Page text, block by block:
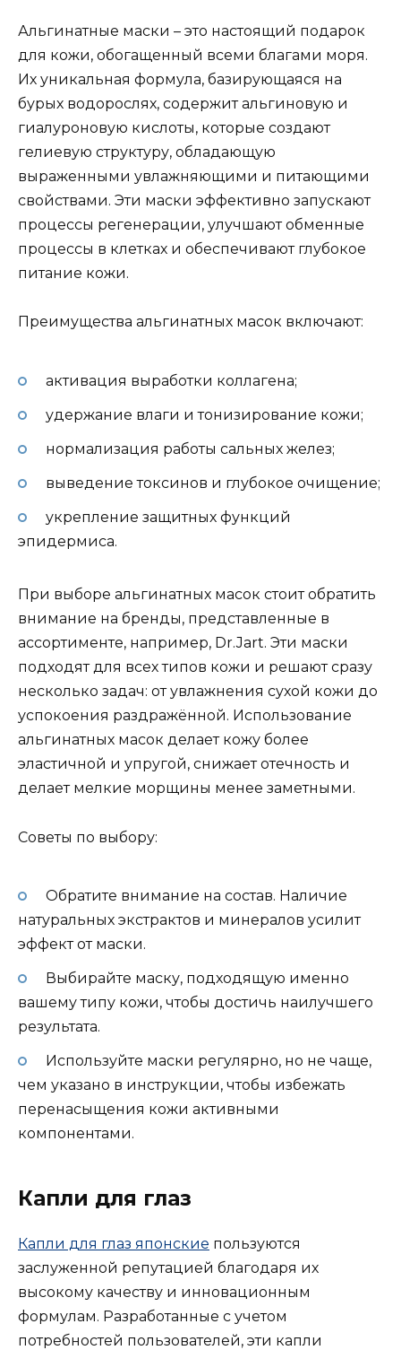
Альгинатные маски – это настоящий подарок
для кожи, обогащенный всеми благами моря.
Их уникальная формула, базирующаяся на
бурых водорослях, содержит альгиновую и
гиалуроновую кислоты, которые создают
гелиевую структуру, обладающую
выраженными увлажняющими и питающими
свойствами. Эти маски эффективно запускают
процессы регенерации, улучшают обменные
процессы в клетках и обеспечивают глубокое
питание кожи.
Преимущества альгинатных масок включают:
активация выработки коллагена;
удержание влаги и тонизирование кожи;
нормализация работы сальных желез;
выведение токсинов и глубокое очищение;
укрепление защитных функций
эпидермиса.
При выборе альгинатных масок стоит обратить
внимание на бренды, представленные в
ассортименте, например, Dr.Jart. Эти маски
подходят для всех типов кожи и решают сразу
несколько задач: от увлажнения сухой кожи до
успокоения раздражённой. Использование
альгинатных масок делает кожу более
эластичной и упругой, снижает отечность и
делает мелкие морщины менее заметными.
Советы по выбору:
Обратите внимание на состав. Наличие
натуральных экстрактов и минералов усилит
эффект от маски.
Выбирайте маску, подходящую именно
вашему типу кожи, чтобы достичь наилучшего
результата.
Используйте маски регулярно, но не чаще,
чем указано в инструкции, чтобы избежать
перенасыщения кожи активными
компонентами.
Капли для глаз
Капли для глаз японские пользуются
заслуженной репутацией благодаря их
высокому качеству и инновационным
формулам. Разработанные с учетом
потребностей пользователей, эти капли